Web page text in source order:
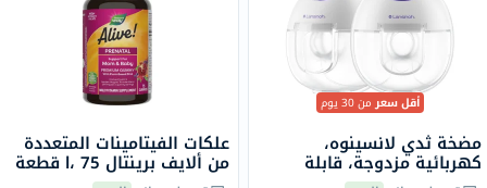
أقل سعرمن 30 يوم
مضخة ثدي لانسينوه،
كهربائية مزدوجة، قابلة
علكات الفيتامينات المتعددة
من ألايف برينتال l، 75 قطعة